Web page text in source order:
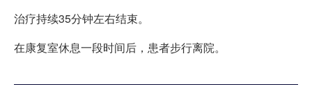
治疗持续35分钟左右结束。
在康复室休息一段时间后，患者步行离院。